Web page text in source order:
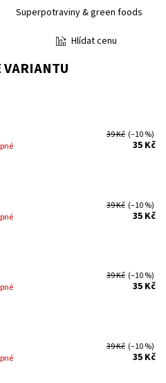
Superpotraviny & green foods
Hlídat cenu
VARIANTU
39 Kč (–10 %)
35 Kč
39 Kč (–10 %)
35 Kč
39 Kč (–10 %)
35 Kč
39 Kč (–10 %)
35 Kč